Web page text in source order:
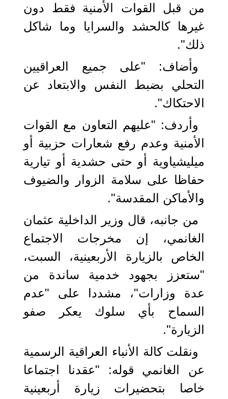
من قبل القوات الأمنية فقط دون
غيرها كالحشد والسرايا وما شاكل
ذلك".
وأضاف: "على جميع العراقيين
التحلي بضبط النفس والابتعاد عن
الاحتكاك".
وأردف: "عليهم التعاون مع القوات
الأمنية وعدم رفع شعارات حزبية أو
ميليشياوية أو حتى حشدية أو تيارية
حفاظا على سلامة الزوار والضيوف
والأماكن المقدسة".
من جانبه، قال وزير الداخلية عثمان
الغانمي، إن مخرجات الاجتماع
الخاص بالزيارة الأربعينية، السبت،
"ستعزز بجهود خدمية ساندة من
عدة وزارات"، مشددا على "عدم
السماح بأي سلوك يعكر صفو
الزيارة".
ونقلت كالة الأنباء العراقية الرسمية
عن الغانمي قوله: "عقدنا اجتماعا
خاصا بتحضيرات زيارة أربعينية